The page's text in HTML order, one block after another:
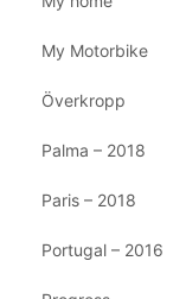
My Motorbike
Överkropp
Palma – 2018
Paris – 2018
Portugal – 2016